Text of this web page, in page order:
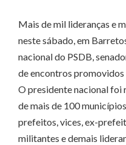
Mais de mil lideranças e
neste sábado, em
nacional do PSDB,
de encontros
O presidente nacional foi
de mais de 100
prefeitos, vices, ex-
militantes e demais